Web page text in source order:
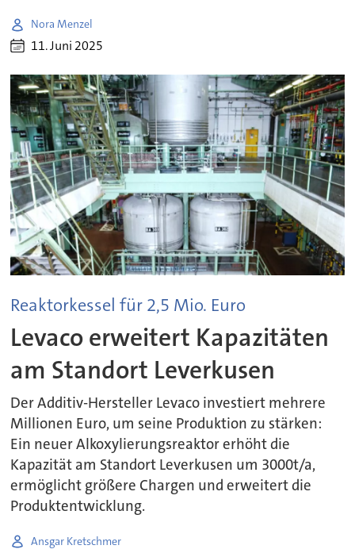
Nora Menzel
11. Juni 2025
Reaktorkessel für 2,5 Mio. Euro
Levaco erweitert Kapazitäten
am Standort Leverkusen
Der Additiv-Hersteller Levaco investiert mehrere
Millionen Euro, um seine Produktion zu stärken:
Ein neuer Alkoxylierungsreaktor erhöht die
Kapazität am Standort Leverkusen um 3000t/a,
ermöglicht größere Chargen und erweitert die
Produktentwicklung.
Ansgar Kretschmer